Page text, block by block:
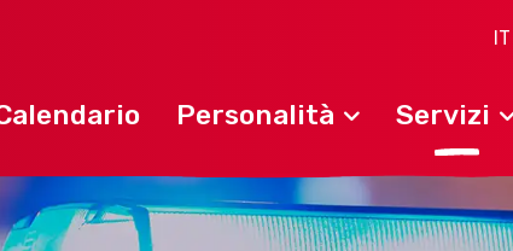
IT
Personalità Servizi